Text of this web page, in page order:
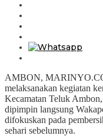
AMBON,
melaksanakan kegiatan
Kecamatan Teluk
dipimpin langsung
difokuskan pada
sehari sebelumnya.